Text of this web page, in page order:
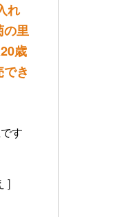
れ
の里
歳
き
す
]